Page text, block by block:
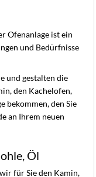
Ofenanlage ist ein
und Bedürfnisse
und gestalten die
den Kachelofen,
bekommen, den Sie
an Ihrem neuen
Öl
für Sie den Kamin,